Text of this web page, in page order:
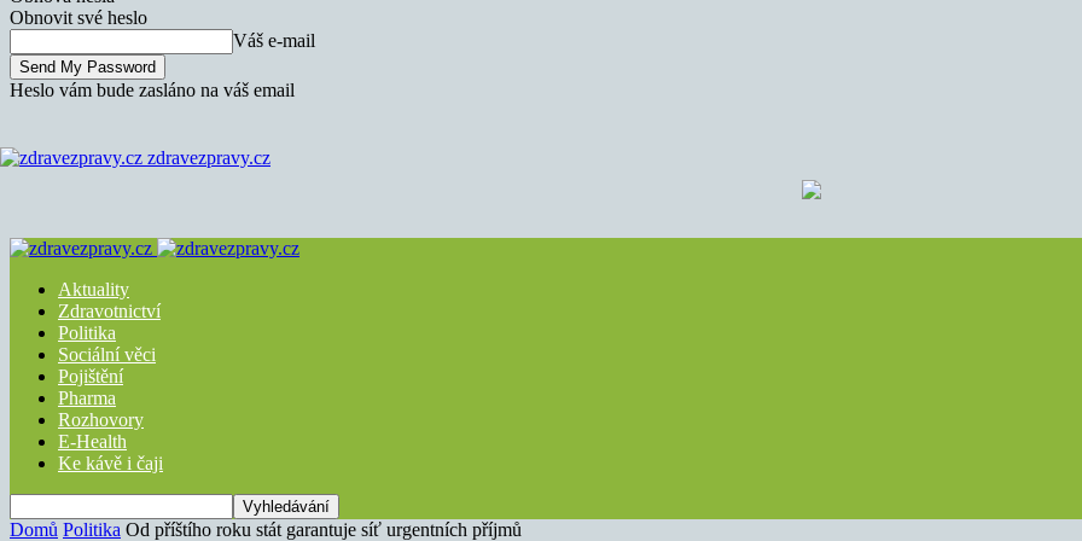
Obnovit své heslo
Váš e-mail
Heslo vám bude zasláno na váš email
zdravezpravy.cz
Aktuality
Zdravotnictví
Politika
Sociální věci
Pojištění
Pharma
Rozhovory
E-Health
Ke kávě i čaji
Domů Politika Od příštího roku stát garantuje síť urgentních příjmů